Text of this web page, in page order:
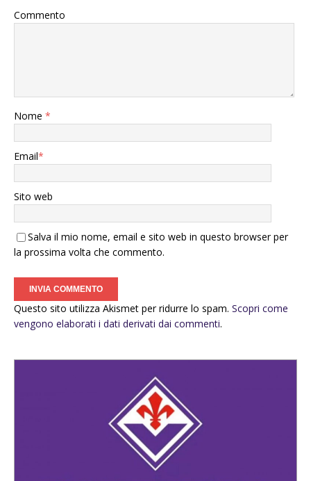
Commento
Nome *
Email*
Sito web
Salva il mio nome, email e sito web in questo browser per
la prossima volta che commento.
Questo sito utilizza Akismet per ridurre lo spam. Scopri come
vengono elaborati i dati derivati dai commenti.